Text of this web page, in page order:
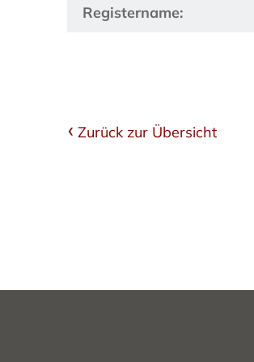
Registername:
Zurück zur Übersicht